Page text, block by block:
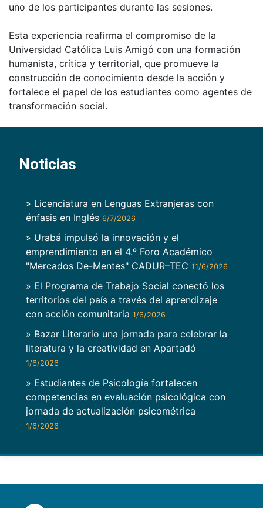
uno de los participantes durante las sesiones.
Esta experiencia reafirma el compromiso de la
Universidad Católica Luis Amigó con una formación
humanista, crítica y territorial, que promueve la
construcción de conocimiento desde la acción y
fortalece el papel de los estudiantes como agentes de
transformación social.
Noticias
» Licenciatura en Lenguas Extranjeras con
énfasis en Inglés 6/7/2026
» Urabá impulsó la innovación y el
emprendimiento en el 4.º Foro Académico
"Mercados De-Mentes" CADUR–TEC 11/6/2026
» El Programa de Trabajo Social conectó los
territorios del país a través del aprendizaje
con acción comunitaria 1/6/2026
» Bazar Literario una jornada para celebrar la
literatura y la creatividad en Apartadó
1/6/2026
» Estudiantes de Psicología fortalecen
competencias en evaluación psicológica con
jornada de actualización psicométrica
1/6/2026